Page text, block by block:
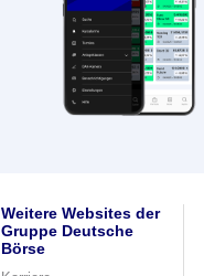
Weitere Websites der
Gruppe Deutsche
Börse